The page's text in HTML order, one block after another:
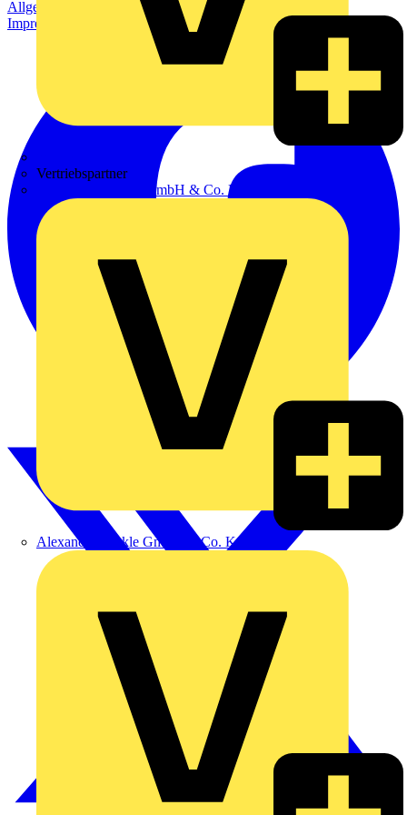
Vertriebspartner
Adalbert Zajadacz GmbH & Co. KG
Alexander Bürkle GmbH & Co. KG
Allgemeine Geschäftsbedingungen
Datenschutzerklärung
Impressum